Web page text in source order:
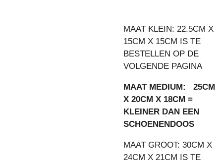
MAAT KLEIN: 22.5CM X
15CM X 15CM IS TE
BESTELLEN OP DE
VOLGENDE PAGINA
MAAT MEDIUM: 25CM
X 20CM X 18CM =
KLEINER DAN EEN
SCHOENENDOOS
MAAT GROOT: 30CM X
24CM X 21CM IS TE